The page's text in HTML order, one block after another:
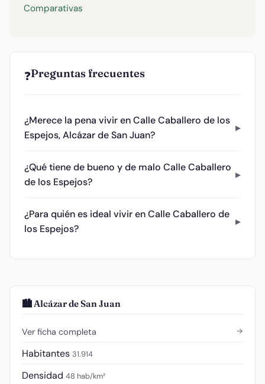
Comparativas
❓Preguntas frecuentes
¿Merece la pena vivir en Calle Caballero de los
Espejos, Alcázar de San Juan?
¿Qué tiene de bueno y de malo Calle Caballero
de los Espejos?
¿Para quién es ideal vivir en Calle Caballero de
los Espejos?
🏙️ Alcázar de San Juan
Ver ficha completa →
Habitantes 31.914
Densidad 48 hab/km²